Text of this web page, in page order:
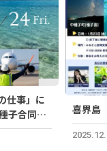
仕事」に
子合同ト
喜界島